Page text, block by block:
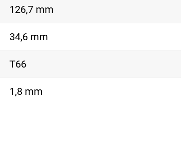
126,7 mm
34,6 mm
T66
1,8 mm